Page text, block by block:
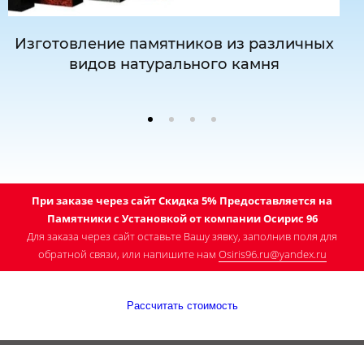
Изготовление памятников из различных
видов натурального камня
При заказе через сайт Скидка 5% Предоставляется на
Памятники с Установкой от компании Осирис 96
Для заказа через сайт оставьте Вашу зявку, заполнив поля для
обратной связи, или напишите нам Osiris96.ru@yandex.ru
Рассчитать стоимость